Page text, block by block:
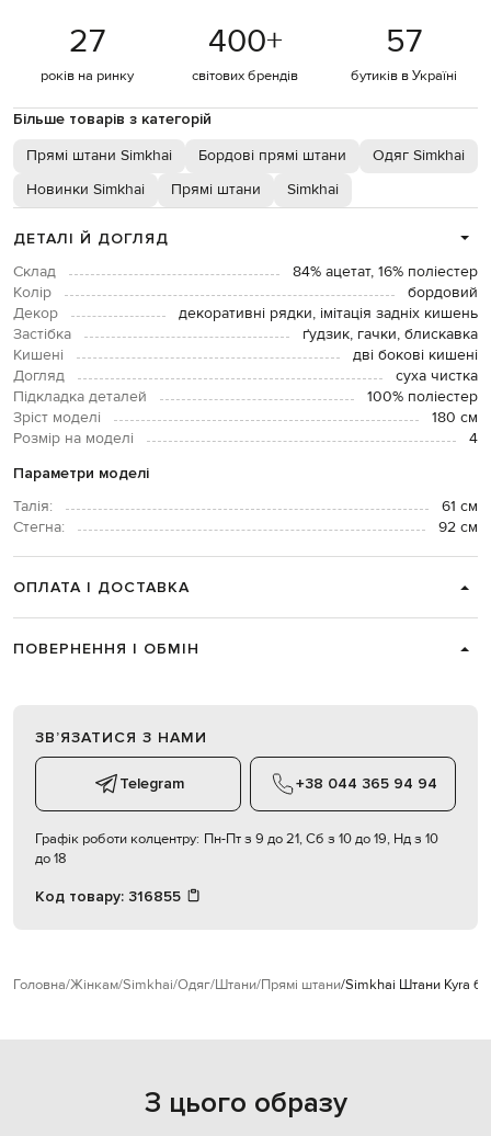
27
років на ринку
400+
світових брендів
57
бутиків в Україні
Більше товарів з категорій
Прямі штани Simkhai Бордові прямі штани
Одяг Simkhai
Новинки Simkhai
Прямі штани Simkhai
ДЕТАЛІ Й ДОГЛЯД
Склад
84% ацетат, 16% поліестер
Колір
бордовий
Декор
декоративні рядки, імітація задніх кишень
Застібка
ґудзик, гачки, блискавка
Кишені
дві бокові кишені
Догляд
суха чистка
Підкладка деталей
100% поліестер
Зріст моделі
180 см
Розмір на моделі
4
Параметри моделі
Талія:
61 см
Стегна:
92 см
ОПЛАТА І ДОСТАВКА
ПОВЕРНЕННЯ І ОБМІН
ЗВʼЯЗАТИСЯ З НАМИ
Telegram +38 044 365 94 94
Графік роботи колцентру: Пн-Пт з 9 до 21, Сб з 10 до 19, Нд з 10
до 18
Код товару: 316855
Головна Жінкам Simkhai Одяг Штани Прямі штани Simkhai Штани Kyra
З цього образу